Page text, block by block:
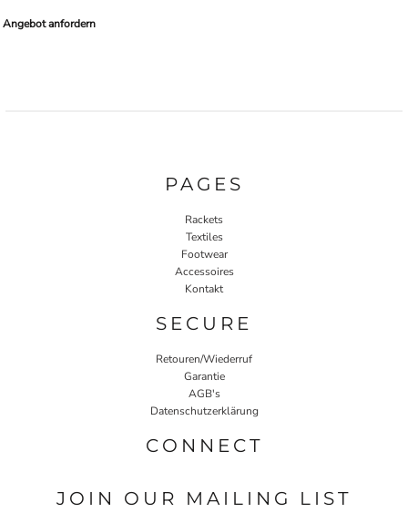
Angebot anfordern
PAGES
Rackets
Textiles
Footwear
Accessoires
Kontakt
SECURE
Retouren/Wiederruf
Garantie
AGB's
Datenschutzerklärung
CONNECT
JOIN OUR MAILING LIST